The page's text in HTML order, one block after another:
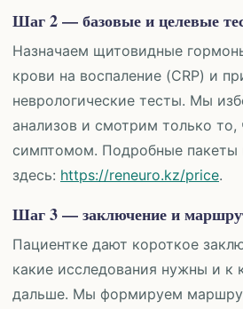
Шаг 2 — базовые и целевые
Назначаем щитовидные
крови на воспаление (CRP) и
неврологические тесты. Мы
анализов и смотрим только то,
симптомом. Подробные пакеты
здесь: https://reneuro.kz/price.
Шаг 3 — заключение и
Пациентке дают короткое
какие исследования нужны и к
дальше. Мы формируем